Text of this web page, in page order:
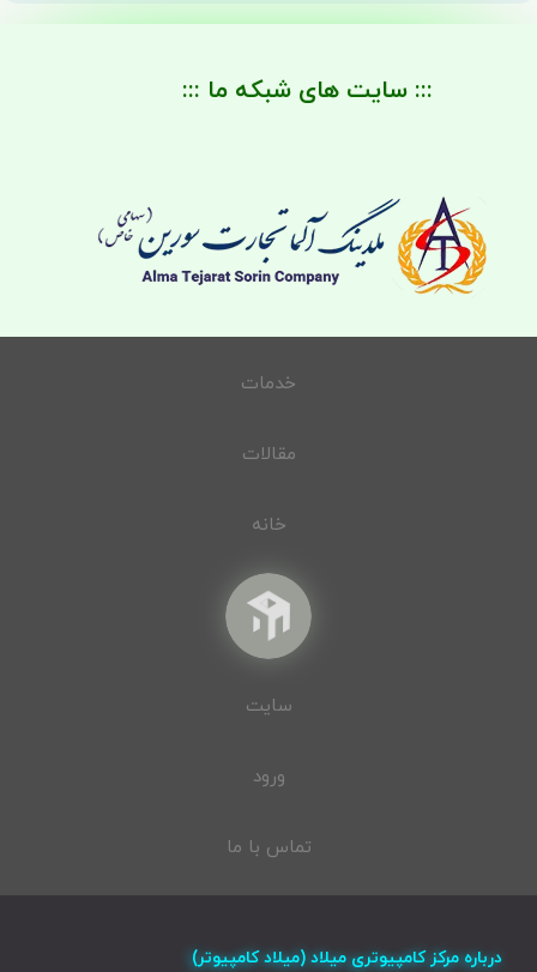
::: سایت های شبکه ما :::
خدمات
مقالات
خانه
سایت
ورود
تماس با ما
درباره مرکز کامپیوتری میلاد (میلاد کامپیوتر)